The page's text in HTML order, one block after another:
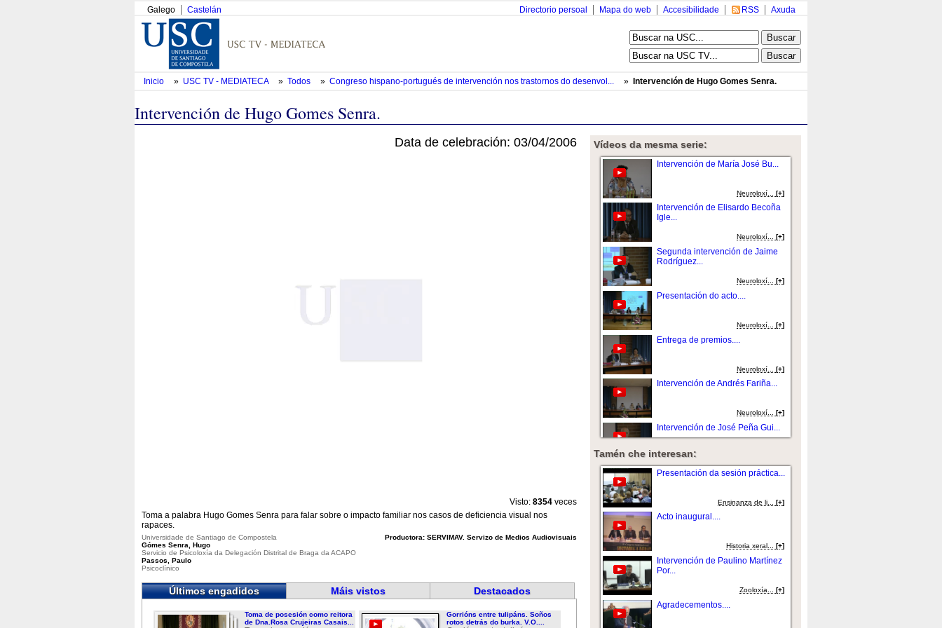
Galego Castelán Axuda
RSS
Accesibilidade
Mapa do web
Directorio persoal
Inicio » USC TV - MEDIATECA » Todos » Congreso hispano-portugués de intervención nos trastornos do desenvol... » Intervención de Hugo Gomes Senra.
Intervención de Hugo Gomes Senra.
Data de celebración: 03/04/2006
Visto: 8354 veces
Toma a palabra Hugo Gomes Senra para falar sobre o impacto familiar nos casos de deficiencia visual nos
rapaces.
Productora: SERVIMAV. Servizo de Medios Audiovisuais
Universidade de Santiago de Compostela
Gómes Senra, Hugo
Servicio de Psicoloxía da Delegación Distrital de Braga da ACAPO
Passos, Paulo
Psicoclínico
Últimos engadidos Máis vistos Destacados
Toma de posesión como reitora
de Dna.Rosa Crujeiras Casais...
Gorrións entre tulipáns. Soños
rotos detrás do burka. V.O....
Vídeos da mesma serie:
Intervención de María José Bu...
Neuroloxí...[+]
Intervención de Elisardo Becoña
Igle...
Neuroloxí... [+]
Segunda intervención de Jaime
Rodríguez...
Neuroloxí...[+]
Presentación do acto....
Neuroloxí...[+]
Entrega de premios....
Neuroloxí...[+]
Intervención de Andrés Fariña...
Neuroloxí...[+]
Intervención de José Peña Gui...
Intervención de Jaime Rodríguez
Neuroloxí...[+]
Intervención de Socorro
Neuroloxí...[+]
Intervención de Adriana
Sanpaio....
Neuroloxí...[+]
Intervención de María Dolores
Tamén che interesan:
Presentación da sesión práctica...
Ensinanza de li...[+]
Acto inaugural....
Historia xeral... [+]
Intervención de Paulino Martínez
Por...
Zooloxí­a...[+]
Agradecementos....